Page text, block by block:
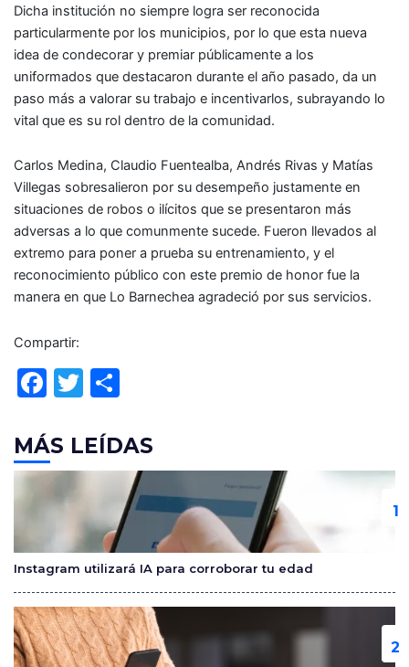
Dicha institución no siempre logra ser reconocida
particularmente por los municipios, por lo que esta nueva
idea de condecorar y premiar públicamente a los
uniformados que destacaron durante el año pasado, da un
paso más a valorar su trabajo e incentivarlos, subrayando lo
vital que es su rol dentro de la comunidad.
Carlos Medina, Claudio Fuentealba, Andrés Rivas y Matías
Villegas sobresalieron por su desempeño justamente en
situaciones de robos o ilícitos que se presentaron más
adversas a lo que comunmente sucede. Fueron llevados al
extremo para poner a prueba su entrenamiento, y el
reconocimiento público con este premio de honor fue la
manera en que Lo Barnechea agradeció por sus servicios.
Compartir:
F
c
e
b
o
o
k
T
itt
er
m
p
ar
tir
MÁS LEÍDAS
Instagram utilizará IA para corroborar tu edad